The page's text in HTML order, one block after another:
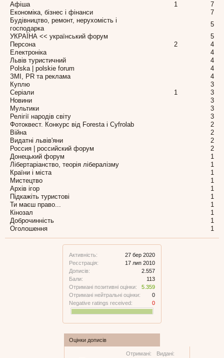
Активність:
27 бер 2020
Реєстрація:
17 лип 2010
Дописів:
2.557
Бали:
113
Отримані позитивні оцінки:
5.359
Отримані нейтральні оцінки:
0
Negative ratings received:
0
Оцінки дописів
Отримані: Видані:
Афіша
1
7
Економіка, бізнес і фінанси
7
Будівництво, ремонт, нерухомість і
господарка
5
УКРАЇНА << український форум
5
Персона
2
4
Електроніка
4
Львів туристичний
4
Polska | polskie forum
4
ЗМІ, PR та реклама
4
Куплю
3
Серіали
1
3
Новини
3
Мультики
3
Релігії народів світу
3
Фотоквест. Конкурс від Foresta і Cyfrolab
2
Війна
2
Видатні львів'яни
2
Россия | российский форум
2
Донецький форум
1
Лібертаріанство, теорія лібералізму
1
Країни і міста
1
Мистецтво
1
Архів ігор
1
Підкажіть туристові
1
Ти маєш право...
1
Кінозал
1
Доброчинність
1
Оголошення
1